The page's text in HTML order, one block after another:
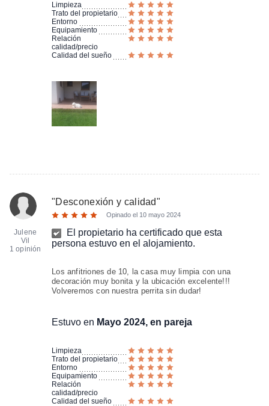
Limpieza
Trato del propietario
Entorno
Equipamiento
Relación
calidad/precio
Calidad del sueño
Julene
Vil
1 opinión
"Desconexión y calidad"
Opinado el 10 mayo 2024
El propietario ha certificado que esta
persona estuvo en el alojamiento.
Los anfitriones de 10, la casa muy limpia con una
decoración muy bonita y la ubicación excelente!!!
Volveremos con nuestra perrita sin dudar!
Estuvo en Mayo 2024, en pareja
Limpieza
Trato del propietario
Entorno
Equipamiento
Relación
calidad/precio
Calidad del sueño